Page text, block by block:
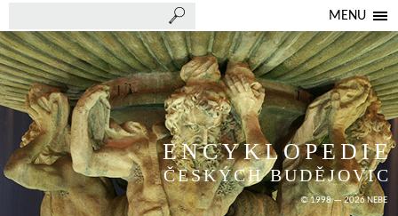
MENU
ENCYKLOPEDIE
ČESKÝCH BUDĚJOVIC
© 1998 — 2026 NEBE